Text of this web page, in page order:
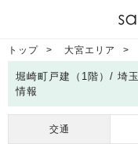
トップ 大宮エリア
堀崎町戸建（1階）/ 埼
情報
交通